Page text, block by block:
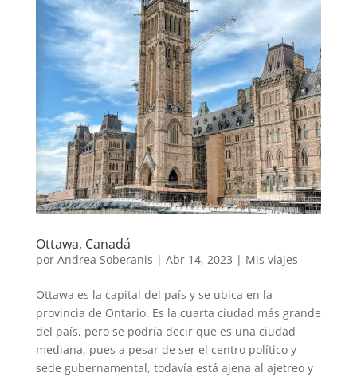
Ottawa, Canadá
por Andrea Soberanis | Abr 14, 2023 | Mis viajes
Ottawa es la capital del país y se ubica en la
provincia de Ontario. Es la cuarta ciudad más grande
del país, pero se podría decir que es una ciudad
mediana, pues a pesar de ser el centro político y
sede gubernamental, todavía está ajena al ajetreo y